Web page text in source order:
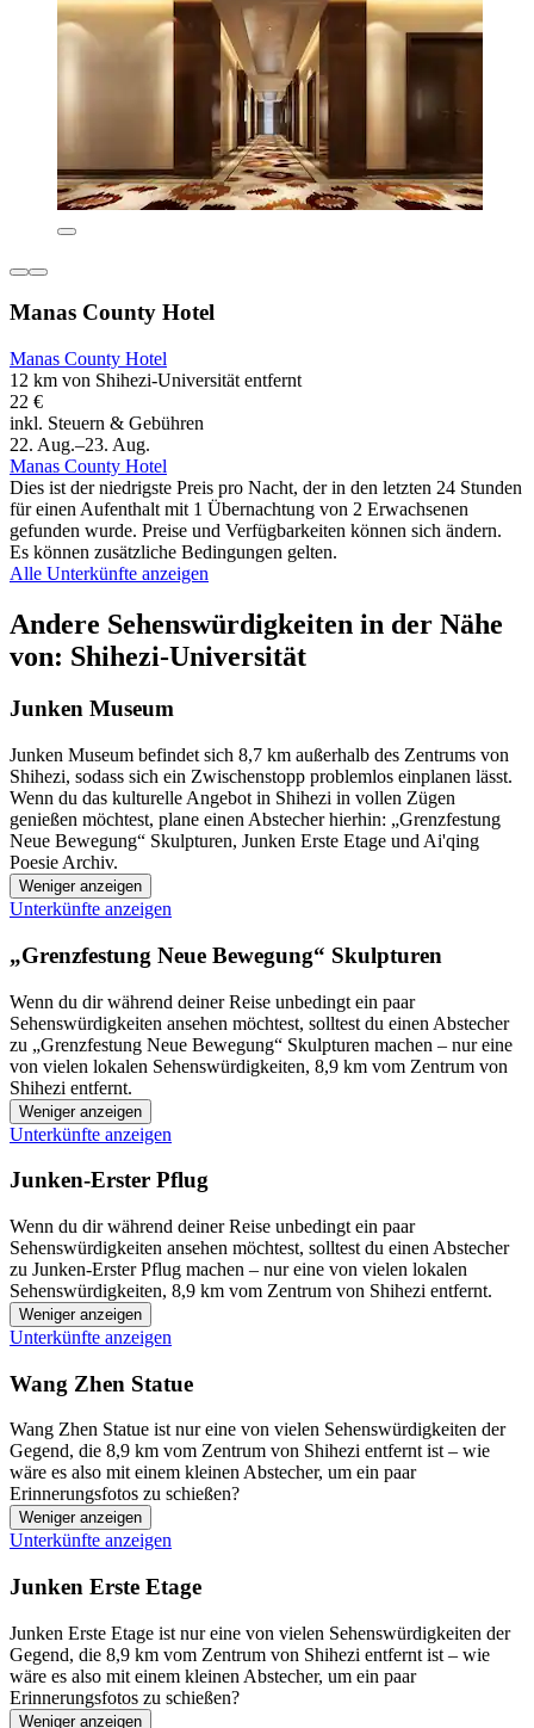
Manas County Hotel
Manas County Hotel
12 km von Shihezi-Universität entfernt
22 €
inkl. Steuern & Gebühren
22. Aug.–23. Aug.
Manas County Hotel
Dies ist der niedrigste Preis pro Nacht, der in den letzten 24 Stunden
für einen Aufenthalt mit 1 Übernachtung von 2 Erwachsenen
gefunden wurde. Preise und Verfügbarkeiten können sich ändern.
Es können zusätzliche Bedingungen gelten.
Alle Unterkünfte anzeigen
Andere Sehenswürdigkeiten in der Nähe
von: Shihezi-Universität
Junken Museum
Junken Museum befindet sich 8,7 km außerhalb des Zentrums von
Shihezi, sodass sich ein Zwischenstopp problemlos einplanen lässt.
Wenn du das kulturelle Angebot in Shihezi in vollen Zügen
genießen möchtest, plane einen Abstecher hierhin: „Grenzfestung
Neue Bewegung“ Skulpturen, Junken Erste Etage und Ai'qing
Poesie Archiv.
Weniger anzeigen
Unterkünfte anzeigen
„Grenzfestung Neue Bewegung“ Skulpturen
Wenn du dir während deiner Reise unbedingt ein paar
Sehenswürdigkeiten ansehen möchtest, solltest du einen Abstecher
zu „Grenzfestung Neue Bewegung“ Skulpturen machen – nur eine
von vielen lokalen Sehenswürdigkeiten, 8,9 km vom Zentrum von
Shihezi entfernt.
Weniger anzeigen
Unterkünfte anzeigen
Junken-Erster Pflug
Wenn du dir während deiner Reise unbedingt ein paar
Sehenswürdigkeiten ansehen möchtest, solltest du einen Abstecher
zu Junken-Erster Pflug machen – nur eine von vielen lokalen
Sehenswürdigkeiten, 8,9 km vom Zentrum von Shihezi entfernt.
Weniger anzeigen
Unterkünfte anzeigen
Wang Zhen Statue
Wang Zhen Statue ist nur eine von vielen Sehenswürdigkeiten der
Gegend, die 8,9 km vom Zentrum von Shihezi entfernt ist – wie
wäre es also mit einem kleinen Abstecher, um ein paar
Erinnerungsfotos zu schießen?
Weniger anzeigen
Unterkünfte anzeigen
Junken Erste Etage
Junken Erste Etage ist nur eine von vielen Sehenswürdigkeiten der
Gegend, die 8,9 km vom Zentrum von Shihezi entfernt ist – wie
wäre es also mit einem kleinen Abstecher, um ein paar
Erinnerungsfotos zu schießen?
Weniger anzeigen